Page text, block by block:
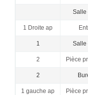
Salle
1 Droite ap
1 Salle
2 Pièce
2
1 gauche ap Pièce